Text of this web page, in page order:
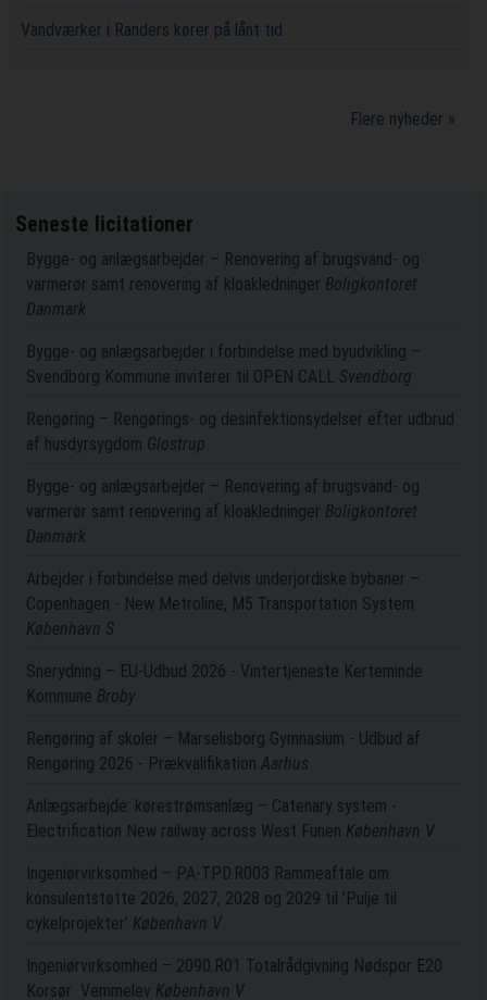
Vandværker i Randers kører på lånt tid
Flere nyheder »
Seneste licitationer
Bygge- og anlægsarbejder – Renovering af brugsvand- og
varmerør samt renovering af kloakledninger Boligkontoret
Danmark
Bygge- og anlægsarbejder i forbindelse med byudvikling –
Svendborg Kommune inviterer til OPEN CALL Svendborg
Rengøring – Rengørings- og desinfektionsydelser efter udbrud
af husdyrsygdom Glostrup
Bygge- og anlægsarbejder – Renovering af brugsvand- og
varmerør samt renovering af kloakledninger Boligkontoret
Danmark
Arbejder i forbindelse med delvis underjordiske bybaner –
Copenhagen - New Metroline, M5 Transportation System
København S
Snerydning – EU-Udbud 2026 - Vintertjeneste Kerteminde
Kommune Broby
Rengøring af skoler – Marselisborg Gymnasium - Udbud af
Rengøring 2026 - PrækvalifikationAarhus
Anlægsarbejde: kørestrømsanlæg – Catenary system -
Electrification New railway across West Funen København V
Ingeniørvirksomhed – PA-TPD.R003 Rammeaftale om
konsulentstøtte 2026, 2027, 2028 og 2029 til ’Pulje til
cykelprojekter’ København V
Ingeniørvirksomhed – 2090.R01 Totalrådgivning Nødspor E20
Korsør ­ Vemmelev København V